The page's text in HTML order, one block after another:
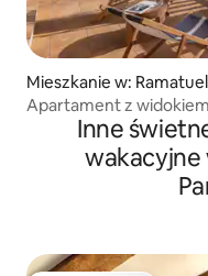
Mieszkanie w:
Apartament z
Saint-Tropez
Inne
wakacyjne